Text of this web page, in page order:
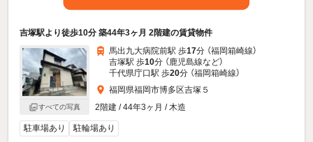
吉塚駅より徒歩10分 築44年3ヶ月 2階建の賃貸物件
すべての写真
馬出九大病院前駅 歩17分 （福岡箱崎線）
吉塚駅 歩10分 （鹿児島線など）
千代県庁口駅 歩20分 （福岡箱崎線）
福岡県福岡市博多区吉塚５
2階建 / 44年3ヶ月 / 木造
駐車場あり 駐輪場あり